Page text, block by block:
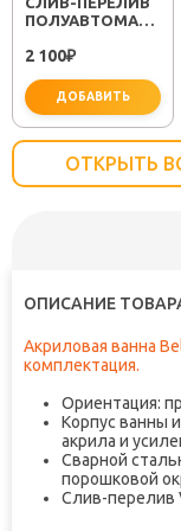
ПОЛУАВТОМАТ
2 100₽
ДОБАВИТЬ
ОТКРЫТЬ
ОПИСАНИЕ
Акриловая ванна
комплектация.
Ориентация:
Корпус ванны
акрила и
Сварной
порошковой
Слив-перелив